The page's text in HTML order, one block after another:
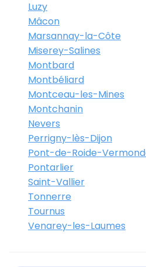
Luzy
Mâcon
Marsannay-la-Côte
Miserey-Salines
Montbard
Montbéliard
Montceau-les-Mines
Montchanin
Nevers
Perrigny-lès-Dijon
Pont-de-Roide-
Pontarlier
Saint-Vallier
Tonnerre
Tournus
Venarey-les-Laumes